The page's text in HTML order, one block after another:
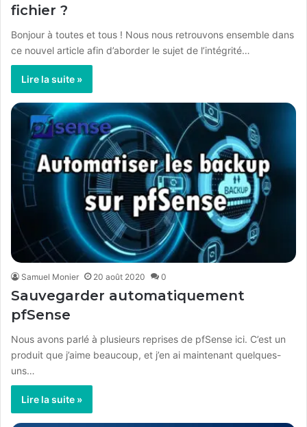
fichier ?
Bonjour à toutes et tous ! Nous nous retrouvons ensemble dans
ce nouvel article afin d’aborder le sujet de l’intégrité…
Lire la suite »
Samuel Monier 20 août 2020 0
Sauvegarder automatiquement
pfSense
Nous avons parlé à plusieurs reprises de pfSense ici. C’est un
produit que j’aime beaucoup, et j’en ai maintenant quelques-
uns…
Lire la suite »